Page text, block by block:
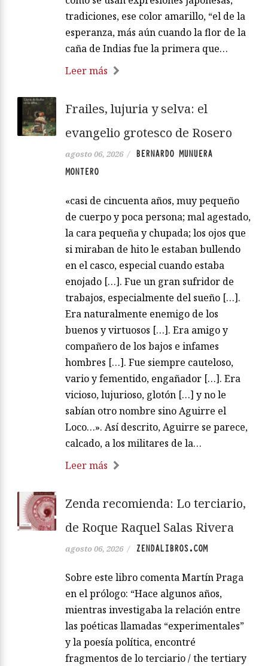
tradiciones, ese color amarillo, “el de la
esperanza, más aún cuando la flor de la
caña de Indias fue la primera que…
Leer más
Frailes, lujuria y selva: el
evangelio grotesco de Rosero
agosto 06, 2026 /
BERNARDO MUNUERA
MONTERO
«casi de cincuenta años, muy pequeño
de cuerpo y poca persona; mal agestado,
la cara pequeña y chupada; los ojos que
si miraban de hito le estaban bullendo
en el casco, especial cuando estaba
enojado […]. Fue un gran sufridor de
trabajos, especialmente del sueño […].
Era naturalmente enemigo de los
buenos y virtuosos […]. Era amigo y
compañero de los bajos e infames
hombres […]. Fue siempre cauteloso,
vario y fementido, engañador […]. Era
vicioso, lujurioso, glotón […] y no le
sabían otro nombre sino Aguirre el
Loco…». Así descrito, Aguirre se parece,
calcado, a los militares de la…
Leer más
Zenda recomienda: Lo terciario,
de Roque Raquel Salas Rivera
agosto 06, 2026 / ZENDALIBROS.COM
Sobre este libro comenta Martín Praga
en el prólogo: “Hace algunos años,
mientras investigaba la relación entre
las poéticas llamadas “experimentales”
y la poesía política, encontré
fragmentos de lo terciario / the tertiary